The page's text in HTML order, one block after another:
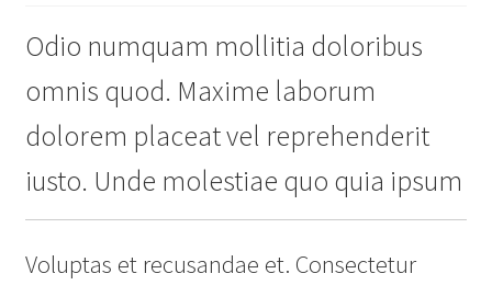
Shop
Odio numquam mollitia doloribus
omnis quod. Maxime laborum
dolorem placeat vel reprehenderit
iusto. Unde molestiae quo quia ipsum
Voluptas et recusandae et. Consectetur